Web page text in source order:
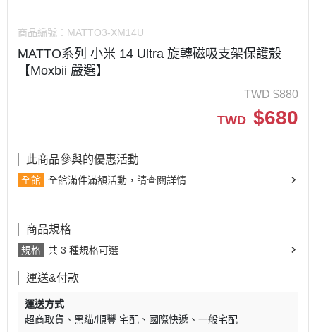
商品編號： MATTO3-XM14U
MATTO系列 小米 14 Ultra 旋轉磁吸支架保護殼
【Moxbii 嚴選】
TWD $880
TWD $680
此商品參與的優惠活動
全館 全館滿件滿額活動，請查閱詳情
商品規格
規格 共 3 種規格可選
運送&付款
運送方式
超商取貨
黑貓/順豐 宅配 國際快遞
一般宅配